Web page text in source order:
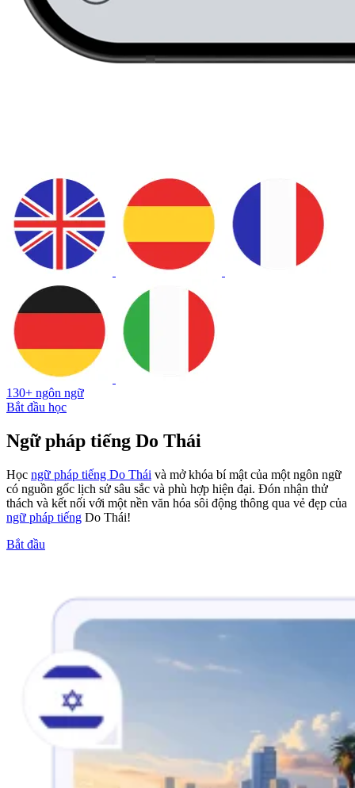
130+ ngôn ngữ
Bắt đầu học
Ngữ pháp tiếng Do Thái
Học ngữ pháp tiếng Do Thái và mở khóa bí mật của một ngôn ngữ
có nguồn gốc lịch sử sâu sắc và phù hợp hiện đại. Đón nhận thử
thách và kết nối với một nền văn hóa sôi động thông qua vẻ đẹp của
ngữ pháp tiếng Do Thái!
Bắt đầu